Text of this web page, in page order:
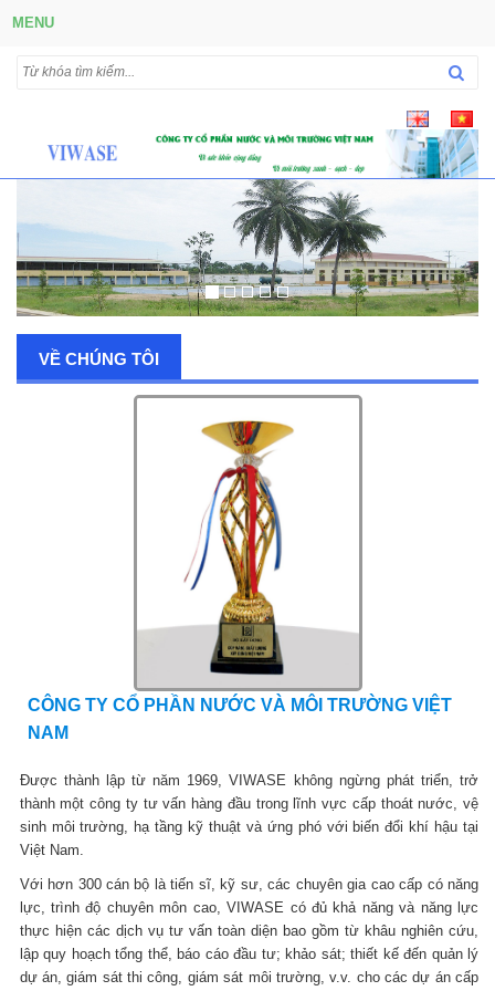
MENU
VỀ CHÚNG TÔI
CÔNG TY CỔ PHẦN NƯỚC VÀ MÔI TRƯỜNG VIỆT
NAM
Được thành lập từ năm 1969, VIWASE không ngừng phát triển, trở
thành một công ty tư vấn hàng đầu trong lĩnh vực cấp thoát nước, vệ
sinh môi trường, hạ tầng kỹ thuật và ứng phó với biến đổi khí hậu tại
Việt Nam.
Với hơn 300 cán bộ là tiến sĩ, kỹ sư, các chuyên gia cao cấp có năng
lực, trình độ chuyên môn cao, VIWASE có đủ khả năng và năng lực
thực hiện các dịch vụ tư vấn toàn diện bao gồm từ khâu nghiên cứu,
lập quy hoạch tổng thể, báo cáo đầu tư; khảo sát; thiết kế đến quản lý
dự án, giám sát thi công, giám sát môi trường, v.v. cho các dự án cấp